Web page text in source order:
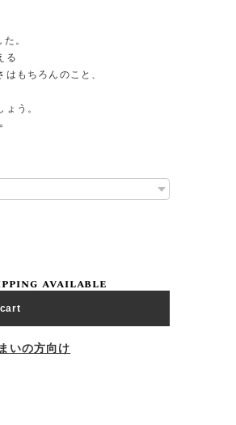
。
る
もちろんのこと、
う。
available
いの方向け